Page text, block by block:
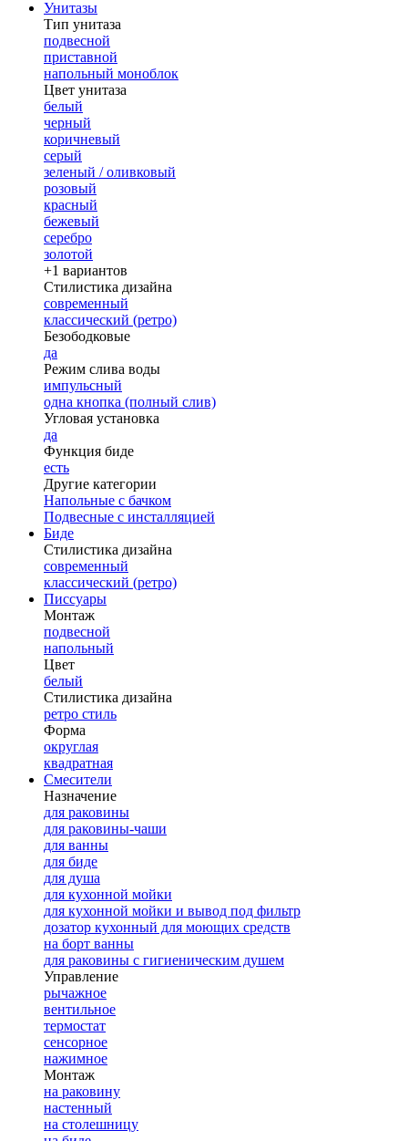
Унитазы
Тип унитаза
подвесной
приставной
напольный моноблок
Цвет унитаза
белый
черный
коричневый
серый
зеленый / оливковый
розовый
красный
бежевый
серебро
золотой
+1 вариантов
Стилистика дизайна
современный
классический (ретро)
Безободковые
да
Режим слива воды
импульсный
одна кнопка (полный слив)
Угловая установка
да
Функция биде
есть
Другие категории
Напольные с бачком
Подвесные с инсталляцией
Биде
Стилистика дизайна
современный
классический (ретро)
Писсуары
Монтаж
подвесной
напольный
Цвет
белый
Стилистика дизайна
ретро стиль
Форма
округлая
квадратная
Смесители
Назначение
для раковины
для раковины-чаши
для ванны
для биде
для душа
для кухонной мойки
для кухонной мойки и вывод под фильтр
дозатор кухонный для моющих средств
на борт ванны
для раковины с гигиеническим душем
Управление
рычажное
вентильное
термостат
сенсорное
нажимное
Монтаж
на раковину
настенный
на столешницу